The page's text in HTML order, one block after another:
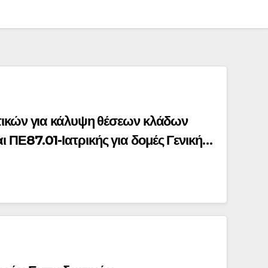
για κάλυψη θέσεων κλάδων
Ιατρικής για δομές Γενικής
Πρωτοβάθμιας και